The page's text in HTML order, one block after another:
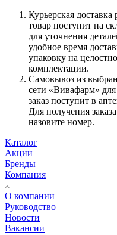
Курьерская доставка
товар поступит на
для уточнения
удобное время
упаковку на
комплектации.
Самовывоз из
сети «Вивафарм»
заказ поступит в
Для получения
назовите номер.
Каталог
Акции
Бренды
Компания
О компании
Руководство
Новости
Вакансии